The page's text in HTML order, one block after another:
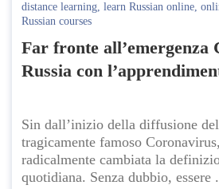
distance learning, learn Russian online,
Russian courses
Far fronte all’emergenza
Russia con
Sin dall’inizio della diffusione
tragicamente famoso
radicalmente cambiata la
quotidiana. Senza dubbio, essere